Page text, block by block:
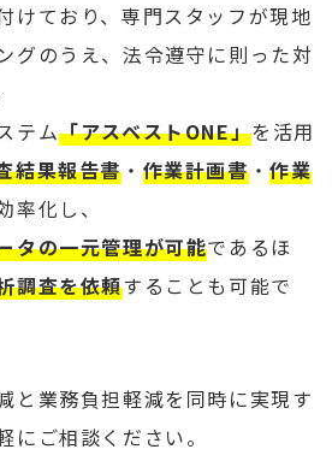
けており、専門スタッフが現地
グのうえ、法令遵守に則った対
テム「アスベストONE」を活用
結果報告書 ・ 作業計画書・作業
率化し、
タの一元管理が可能であるほ
調査を依頼することも可能で
と業務負担軽減を同時に実現す
にご相談ください。